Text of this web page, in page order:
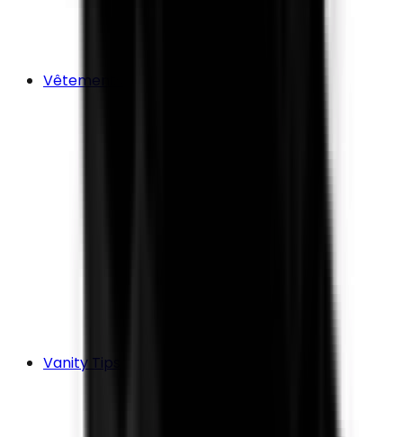
Vêtements
Vanity Tips